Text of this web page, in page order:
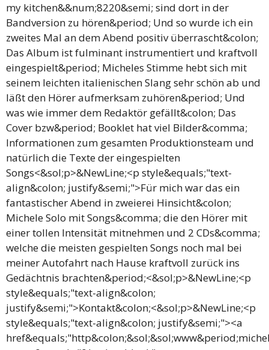
my kitchen&&num;8220&semi; sind dort in der
Bandversion zu hören&period; Und so wurde ich ein
zweites Mal an dem Abend positiv überrascht&colon;
Das Album ist fulminant instrumentiert und kraftvoll
eingespielt&period; Micheles Stimme hebt sich mit
seinem leichten italienischen Slang sehr schön ab und
läßt den Hörer aufmerksam zuhören&period; Und
was wie immer dem Redaktör gefällt&colon; Das
Cover bzw&period; Booklet hat viel Bilder&comma;
Informationen zum gesamten Produktionsteam und
natürlich die Texte der eingespielten
Songs<&sol;p>&NewLine;<p style&equals;"text-
align&colon; justify&semi;">Für mich war das ein
fantastischer Abend in zweierei Hinsicht&colon;
Michele Solo mit Songs&comma; die den Hörer mit
einer tollen Intensität mitnehmen und 2 CDs&comma;
welche die meisten gespielten Songs noch mal bei
meiner Autofahrt nach Hause kraftvoll zurück ins
Gedächtnis brachten&period;<&sol;p>&NewLine;<p
style&equals;"text-align&colon;
justify&semi;">Kontakt&colon;<&sol;p>&NewLine;<p
style&equals;"text-align&colon; justify&semi;"><a